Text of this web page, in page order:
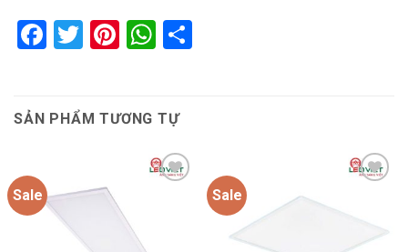
Facebook
Twitter
Pinterest
WhatsApp
SẢN PHẨM TƯƠNG TỰ
Sale Sale
Add to
wishlist